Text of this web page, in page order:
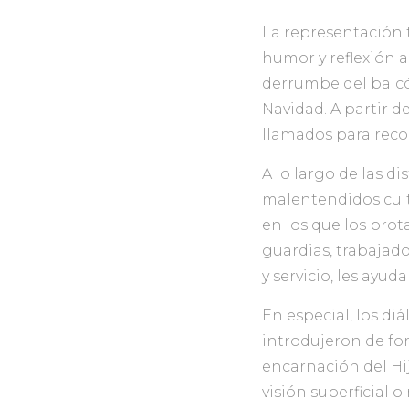
La representación
humor y reflexión
derrumbe del
Navidad. A partir
llamados para
A lo largo de las
malentendidos
en los que los
guardias,
y servicio, les
En especial, los
introdujeron de
encarnación del
visión superficial